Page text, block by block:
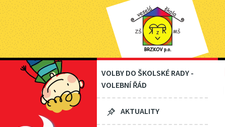
VOLBY DO ŠKOLSKÉ RADY -
VOLEBNÍ ŘÁD
AKTUALITY